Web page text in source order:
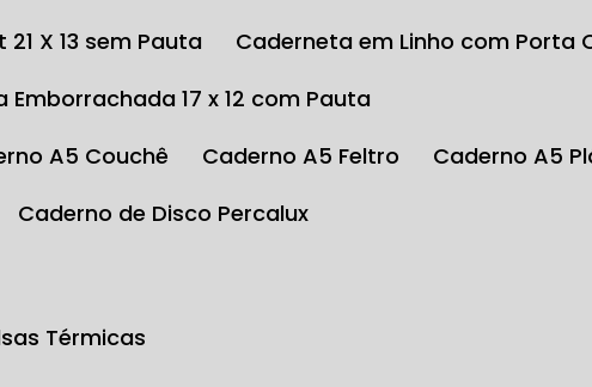
21 X 13 sem Pauta
Caderneta em Linho com Porta
Emborrachada 17 x 12 com Pauta
A5 Couchê Caderno A5 Feltro
Caderno A5
Caderno de Disco Percalux
Térmicas